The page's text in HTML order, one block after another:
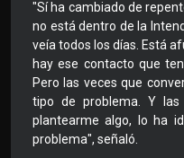
"Sí ha cambiado de
no está dentro de la
veía todos los días. Está
hay ese contacto que
Pero las veces que
tipo de problema. Y
plantearme algo, lo ha
problema", señaló.